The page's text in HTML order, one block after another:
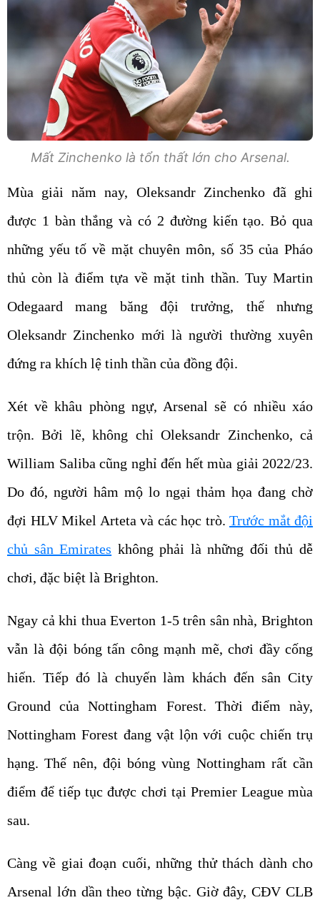
Mất Zinchenko là tổn thất lớn cho Arsenal.
Mùa giải năm nay, Oleksandr Zinchenko đã ghi
được 1 bàn thắng và có 2 đường kiến tạo. Bỏ qua
những yếu tố về mặt chuyên môn, số 35 của Pháo
thủ còn là điểm tựa về mặt tinh thần. Tuy Martin
Odegaard mang băng đội trưởng, thế nhưng
Oleksandr Zinchenko mới là người thường xuyên
đứng ra khích lệ tinh thần của đồng đội.
Xét về khâu phòng ngự, Arsenal sẽ có nhiều xáo
trộn. Bởi lẽ, không chỉ Oleksandr Zinchenko, cả
William Saliba cũng nghỉ đến hết mùa giải 2022/23.
Do đó, người hâm mộ lo ngại thảm họa đang chờ
đợi HLV Mikel Arteta và các học trò. Trước mắt đội
chủ sân Emirates không phải là những đối thủ dễ
chơi, đặc biệt là Brighton.
Ngay cả khi thua Everton 1-5 trên sân nhà, Brighton
vẫn là đội bóng tấn công mạnh mẽ, chơi đầy cống
hiến. Tiếp đó là chuyến làm khách đến sân City
Ground của Nottingham Forest. Thời điểm này,
Nottingham Forest đang vật lộn với cuộc chiến trụ
hạng. Thế nên, đội bóng vùng Nottingham rất cần
điểm để tiếp tục được chơi tại Premier League mùa
sau.
Càng về giai đoạn cuối, những thử thách dành cho
Arsenal lớn dần theo từng bậc. Giờ đây, CĐV CLB